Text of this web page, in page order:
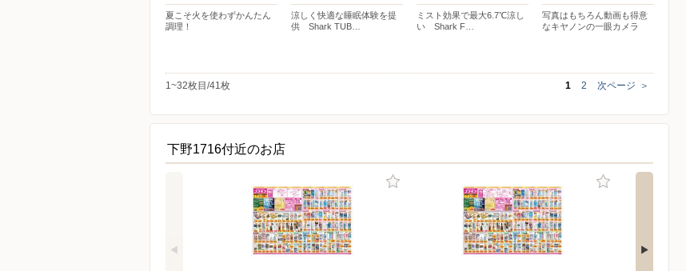
夏こそ火を使わずかんたん
調理！
涼しく快適な睡眠体験を提
供 Shark TUB…
ミスト効果で最大6.7℃涼し
い Shark F…
写真はもちろん動画も得意
なキヤノンの一眼カメラ
1~32枚目/41枚 1 2 次ページ ＞
下野1716付近のお店